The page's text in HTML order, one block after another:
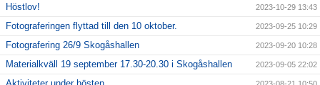
Höstlov! 2023-10-29 13:43
Fotograferingen flyttad till den 10 oktober. 2023-09-25 10:29
Fotografering 26/9 Skogåshallen 2023-09-20 10:28
Materialkväll 19 september 17.30-20.30 i Skogåshallen 2023-09-05 22:02
Aktiviteter under hösten 2023-08-21 10:50